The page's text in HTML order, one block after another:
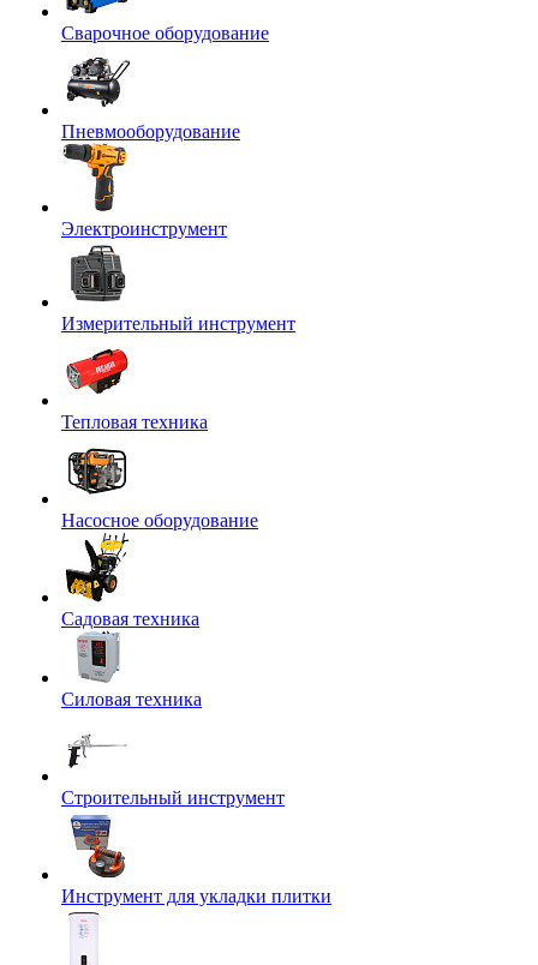
Сварочное оборудование
Пневмооборудование
Электроинструмент
Измерительный инструмент
Тепловая техника
Насосное оборудование
Садовая техника
Силовая техника
Строительный инструмент
Инструмент для укладки плитки